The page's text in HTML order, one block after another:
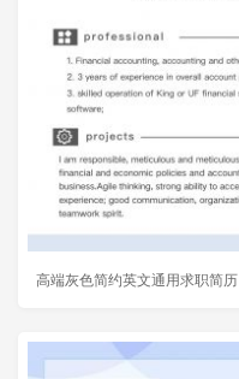
高端灰色简约英文通用求职简历